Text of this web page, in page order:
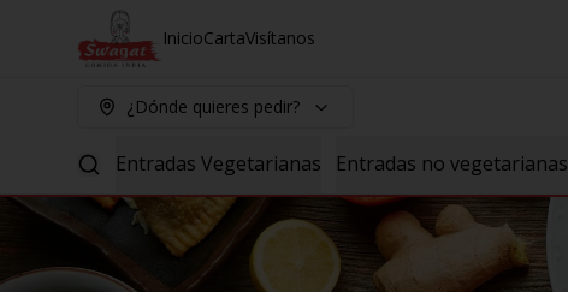
InicioCartaVisítanos
¿Dónde quieres pedir?
Entradas Vegetarianas Entradas no vegetarianas